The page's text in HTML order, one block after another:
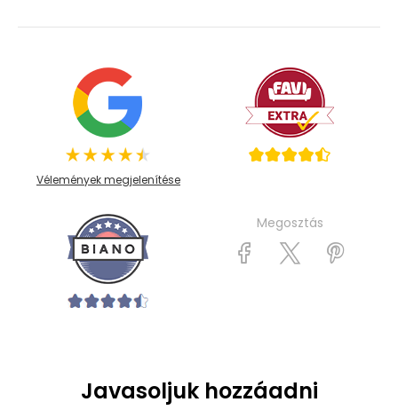
Vélemények megjelenítése
Megosztás
Javasoljuk hozzáadni